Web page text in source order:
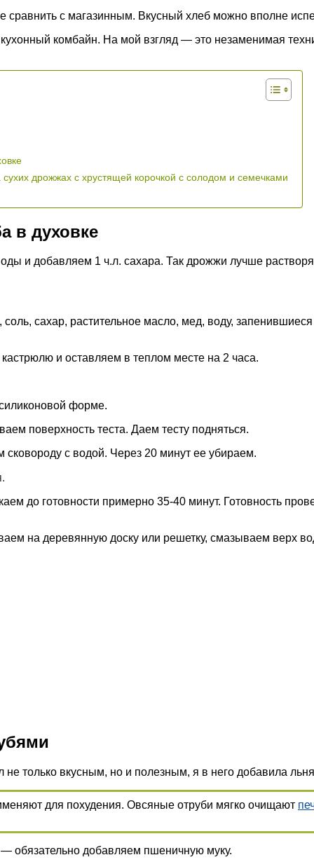
с магазинным. Вкусный хлеб можно вполне
комбайн. На мой взгляд — это незаменимая
дрожжах с хрустящей корочкой с солодом и семечками
в духовке
и добавляем 1 ч.л. сахара. Так дрожжи лучше
сахар, растительное масло, мед, воду,
и оставляем в теплом месте на 2 часа.
форме.
поверхность теста. Даем тесту подняться.
сковороду с водой. Через 20 минут ее убираем.
до готовности примерно 35-40 минут. Готовность
на деревянную доску или решетку, смазываем верх
только вкусным, но и полезным, я в него добавила
для похудения. Овсяные отруби мягко очищают
обязательно добавляем пшеничную муку.